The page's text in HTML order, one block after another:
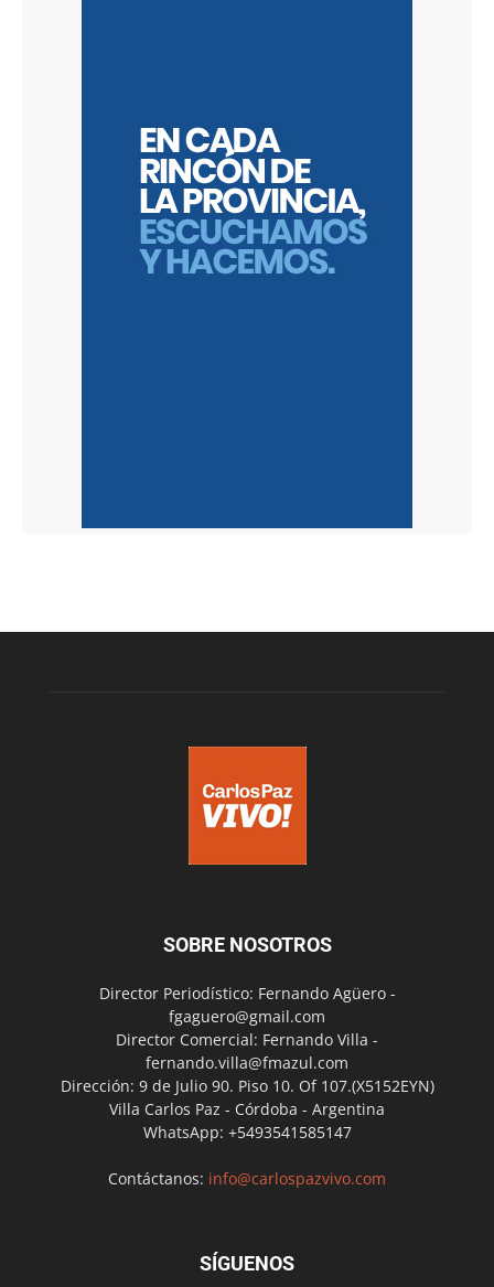
SOBRE NOSOTROS
Director Periodístico: Fernando Agüero -
fgaguero@gmail.com
Director Comercial: Fernando Villa -
fernando.villa@fmazul.com
Dirección: 9 de Julio 90. Piso 10. Of 107.(X5152EYN)
Villa Carlos Paz - Córdoba - Argentina
WhatsApp: +5493541585147
Contáctanos: info@carlospazvivo.com
SÍGUENOS